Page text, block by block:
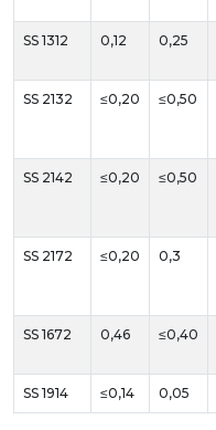
SS 1312 0,12 0,25
SS 2132 ≤0,20 ≤0,50
SS 2142 ≤0,20 ≤0,50
SS 2172 ≤0,20 0,3
SS 1672 0,46 ≤0,40
SS 1914 ≤0,14 0,05